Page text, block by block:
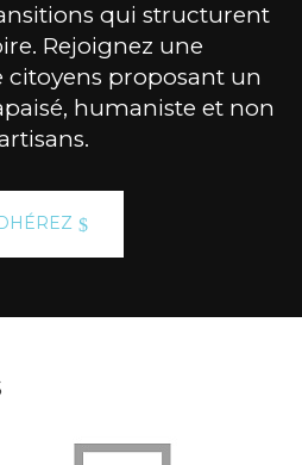
qui structurent
Rejoignez une
proposant un
humaniste et non